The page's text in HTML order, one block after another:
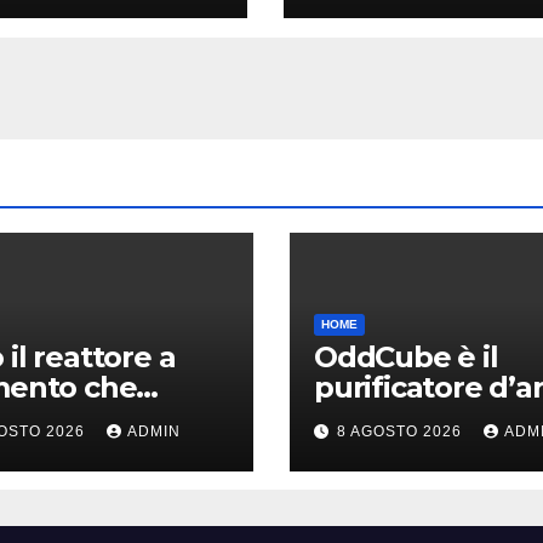
e prezzi
il reattore a
che
le emissioni
2026 ADMIN
HOME
OddCube è il
purificatore
che sfida
lobsolescenza
programmata
8 AGOSTO 2026